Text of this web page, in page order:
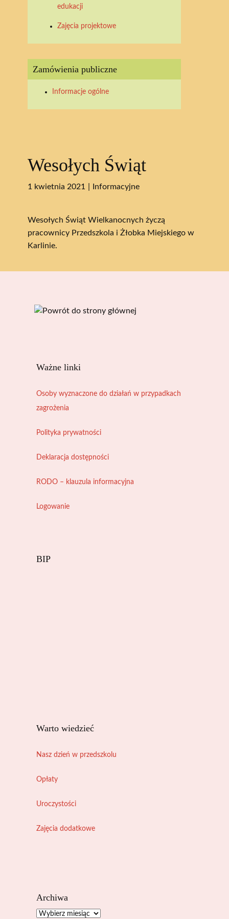
edukacji
Zajęcia projektowe
Zamówienia publiczne
Informacje ogólne
Wesołych Świąt
1 kwietnia 2021 Informacyjne
Wesołych Świąt Wielkanocnych życzą
pracownicy Przedszkola i Żłobka Miejskiego w
Karlinie.
Ważne linki
Osoby wyznaczone do działań w przypadkach
zagrożenia
Polityka prywatności
Deklaracja dostępności
RODO – klauzula informacyjna
Logowanie
BIP
Warto wiedzieć
Nasz dzień w przedszkolu
Opłaty
Uroczystości
Zajęcia dodatkowe
Archiwa
Archiwa